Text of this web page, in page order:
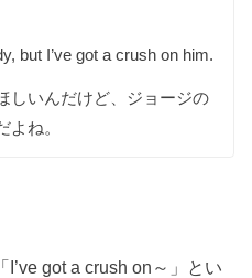
but I’ve got a crush on him.
しいんだけど、ジョージの
よね。
I’ve got a crush on～」とい